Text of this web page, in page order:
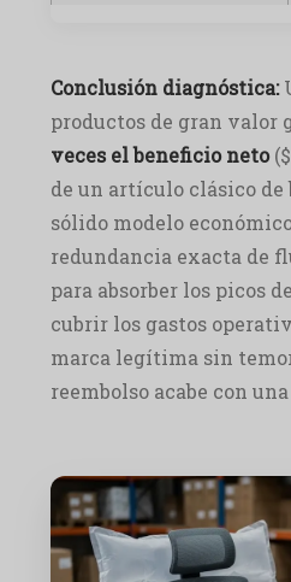
Conclusión diagnóstica:
productos de gran valor
veces el beneficio neto
de un artículo clásico de
sólido modelo
redundancia exacta de
para absorber los picos
cubrir los gastos
marca legítima sin
reembolso acabe con